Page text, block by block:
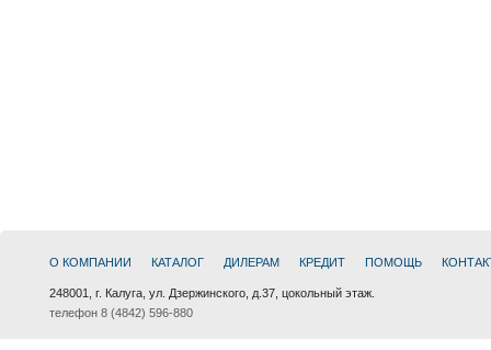
О КОМПАНИИ КАТАЛОГ ДИЛЕРАМ КРЕДИТ ПОМОЩЬ
248001, г. Калуга, ул. Дзержинского, д.37, цокольный этаж.
телефон 8 (4842) 596-880